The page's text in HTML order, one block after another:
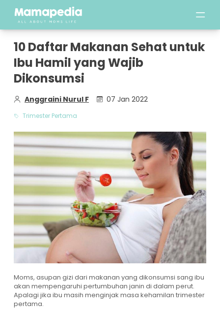
10 Daftar Makanan Sehat untuk
Ibu Hamil yang Wajib
Dikonsumsi
Anggraini Nurul F 07 Jan 2022
Trimester Pertama
Moms, asupan gizi dari makanan yang dikonsumsi sang ibu
akan mempengaruhi pertumbuhan janin di dalam perut.
Apalagi jika ibu masih menginjak masa kehamilan trimester
pertama.